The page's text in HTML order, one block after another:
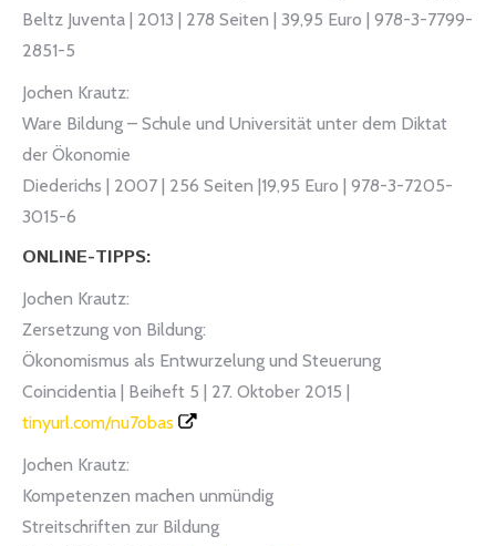
Beltz Juventa | 2013 | 278 Seiten | 39,95 Euro | 978-3-7799-
2851-5
Jochen Krautz:
Ware Bildung – Schule und Universität unter dem Diktat
der Ökonomie
Diederichs | 2007 | 256 Seiten |19,95 Euro | 978-3-7205-
3015-6
ONLINE-TIPPS:
Jochen Krautz:
Zersetzung von Bildung:
Ökonomismus als Entwurzelung und Steuerung
Coincidentia | Beiheft 5 | 27. Oktober 2015 |
tinyurl.com/nu7obas
Jochen Krautz:
Kompetenzen machen unmündig
Streitschriften zur Bildung